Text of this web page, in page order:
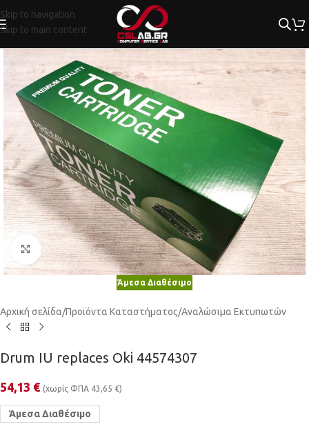
Skip to navigation
Skip to main content
Κλικ για μεγέθυνση
Άμεσα Διαθέσιμο
Αρχική σελίδα/Προϊόντα Καταστήματος/Αναλώσιμα Εκτυπωτών
Drum IU replaces Oki 44574307
54,13 € (χωρίς ΦΠΑ 43,65 €)
Άμεσα Διαθέσιμο